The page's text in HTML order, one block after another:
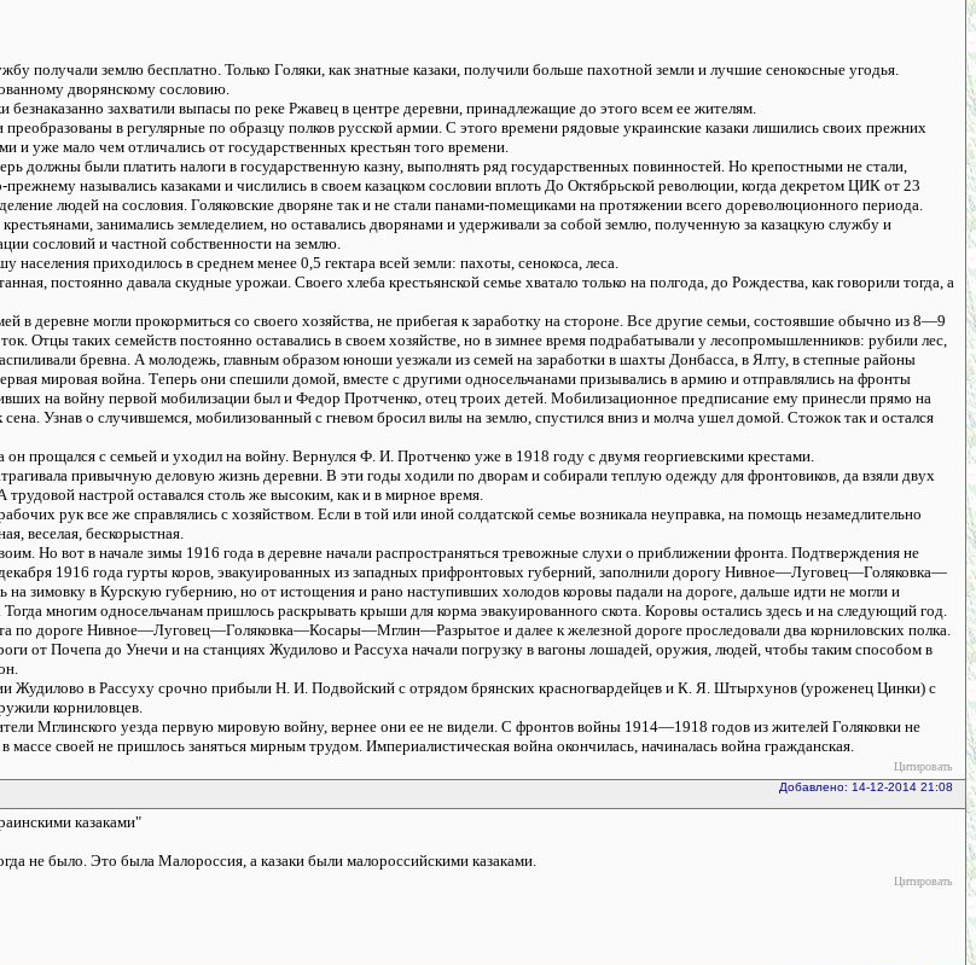
получали землю бесплатно. Только Голяки, как знатные казаки, получили больше пахотной земли и лучшие сенокосные угодья.
дворянскому сословию.
безнаказанно захватили выпасы по реке Ржавец в центре деревни, принадлежащие до этого всем ее жителям.
в регулярные по образцу полков русской армии. С этого времени рядовые украинские казаки лишились своих прежних
и уже мало чем отличались от государственных крестьян того времени.
должны были платить налоги в государственную казну, выполнять ряд государственных повинностей. Но крепостными не стали,
назывались казаками и числились в своем казацком сословии вплоть До Октябрьской революции, когда декретом ЦИК от 23
людей на сословия. Голяковские дворяне так и не стали панами-помещиками на протяжении всего дореволюционного периода.
крестьянами, занимались земледелием, но оставались дворянами и удерживали за собой землю, полученную за казацкую службу и
сословий и частной собственности на землю.
приходилось в среднем менее 0,5 гектара всей земли: пахоты, сенокоса, леса.
постоянно давала скудные урожаи. Своего хлеба крестьянской семье хватало только на полгода, до Рождества, как говорили тогда, а
деревне могли прокормиться со своего хозяйства, не прибегая к заработку на стороне. Все другие семьи, состоявшие обычно из 8—9
Отцы таких семейств постоянно оставались в своем хозяйстве, но в зимнее время подрабатывали у лесопромышленников: рубили лес,
бревна. А молодежь, главным образом юноши уезжали из семей на заработки в шахты Донбасса, в Ялту, в степные районы
мировая война. Теперь они спешили домой, вместе с другими односельчанами призывались в армию и отправлялись на фронты
на войну первой мобилизации был и Федор Протченко, отец троих детей. Мобилизационное предписание ему принесли прямо на
сена. Узнав о случившемся, мобилизованный с гневом бросил вилы на землю, спустился вниз и молча ушел домой. Стожок так и остался
прощался с семьей и уходил на войну. Вернулся Ф. И. Протченко уже в 1918 году с двумя георгиевскими крестами.
привычную деловую жизнь деревни. В эти годы ходили по дворам и собирали теплую одежду для фронтовиков, да взяли двух
настрой оставался столь же высоким, как и в мирное время.
рук все же справлялись с хозяйством. Если в той или иной солдатской семье возникала неуправка, на помощь незамедлительно
веселая, бескорыстная.
Но вот в начале зимы 1916 года в деревне начали распространяться тревожные слухи о приближении фронта. Подтверждения не
1916 года гурты коров, эвакуированных из западных прифронтовых губерний, заполнили дорогу Нивное—Луговец—Голяковка—
на зимовку в Курскую губернию, но от истощения и рано наступивших холодов коровы падали на дороге, дальше идти не могли и
многим односельчанам пришлось раскрывать крыши для корма эвакуированного скота. Коровы остались здесь и на следующий год.
по дороге Нивное—Луговец—Голяковка—Косары—Мглин—Разрытое и далее к железной дороге проследовали два корниловских полка.
от Почепа до Унечи и на станциях Жудилово и Рассуха начали погрузку в вагоны лошадей, оружия, людей, чтобы таким способом в
Жудилово в Рассуху срочно прибыли Н. И. Подвойский с отрядом брянских красногвардейцев и К. Я. Штырхунов (уроженец Цинки) с
корниловцев.
Мглинского уезда первую мировую войну, вернее они ее не видели. С фронтов войны 1914—1918 годов из жителей Голяковки не
своей не пришлось заняться мирным трудом. Империалистическая война окончилась, начиналась война гражданская.
Цитировать
Добавлено: 14-12-2014 21:08
казаками"
не было. Это была Малороссия, а казаки были малороссийскими казаками.
Цитировать